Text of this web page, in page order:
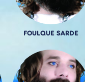
FOULQUE SARDE